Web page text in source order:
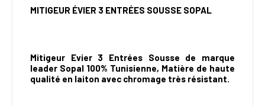
MITIGEUR ÉVIER 3 ENTRÉES SOUSSE SOPAL
Mitigeur Evier 3 Entrées Sousse de marque
leader Sopal 100% Tunisienne, Matière de haute
qualité en laiton avec chromage très résistant.